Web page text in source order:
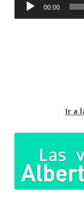
00:00
Ir a